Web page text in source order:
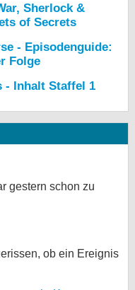
Sherlock &
of Secrets
- Episodenguide:
Folge
- Inhalt Staffel 1
gestern schon zu
ob ein Ereignis